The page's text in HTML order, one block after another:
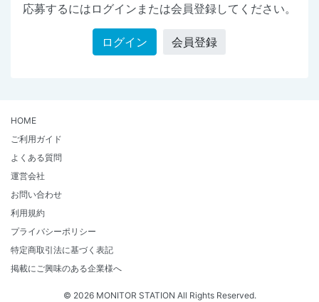
応募するにはログインまたは会員登録してください。
ログイン 会員登録
HOME
ご利用ガイド
よくある質問
運営会社
お問い合わせ
利用規約
プライバシーポリシー
特定商取引法に基づく表記
掲載にご興味のある企業様へ
© 2026 MONITOR STATION All Rights Reserved.